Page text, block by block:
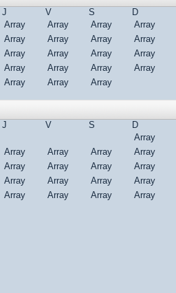
J V S
D
Array
Array Array
Array
Array Array Array
Array
Array Array Array
Array
Array Array Array
Array
Array Array Array
J V S
D
Array
Array Array Array
Array
Array Array Array
Array
Array Array Array
Array
Array Array Array
Array